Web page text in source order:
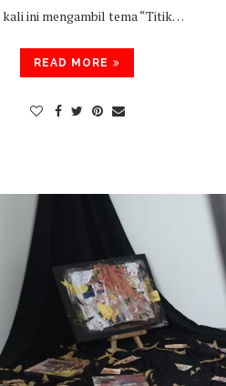
kali ini mengambil tema “Titik…
READ MORE